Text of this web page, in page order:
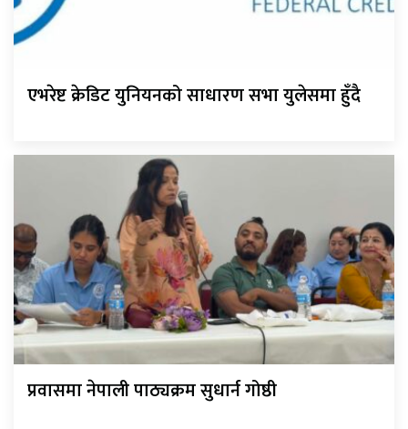
एभरेष्ट क्रेडिट युनियनको साधारण सभा युलेसमा हुँदै
प्रवासमा नेपाली पाठ्यक्रम सुधार्न गोष्ठी